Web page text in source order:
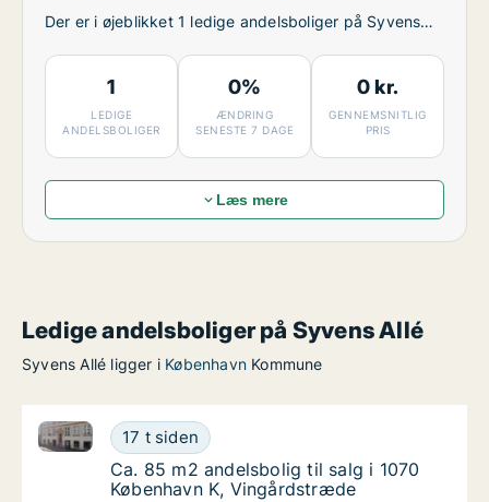
Der er i øjeblikket 1 ledige andelsboliger på Syvens
1
LEDIGE
ANDELSBOLIGER
0%
ÆNDRING
SENESTE 7 DAGE
0 kr.
GENNEMSNITLIG
PRIS
Læs mere
Ledige andelsboliger på Syvens Allé
Syvens Allé ligger i København Kommune
Ca. 85 m2 andelsbolig til salg i 1070
17 t siden
Ca. 85 m2 andelsbolig til salg i 1070 København K,
Ca. 85 m2 andelsbolig til salg i 1070
Ca. 85 m2 andelsbolig til salg i 1070
København K, Vingårdstræde